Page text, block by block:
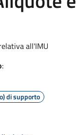
all'IMU
:
di supporto